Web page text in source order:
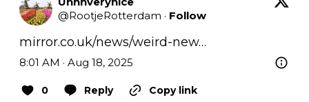
@RootjeRotterdam · Follow
mirror.co.uk/news/weird-new…
8:01 AM · Aug 18, 2025
0 Reply
Copy link